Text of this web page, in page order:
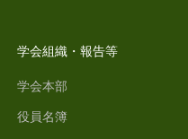
学会組織・報告等
学会本部
役員名簿